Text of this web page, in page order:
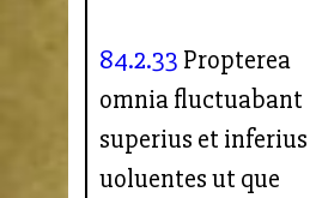
84.2.33 Propterea
omnia fluctuabant
superius et inferius
uoluentes ut que